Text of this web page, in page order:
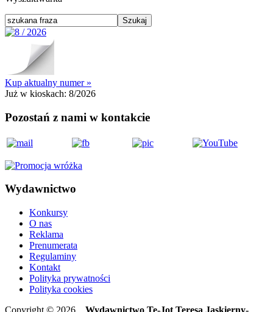
Kup aktualny numer »
Już w kioskach: 8/2026
Pozostań z nami w kontakcie
Wydawnictwo
Konkursy
O nas
Reklama
Prenumerata
Regulaminy
Kontakt
Polityka prywatności
Polityka cookies